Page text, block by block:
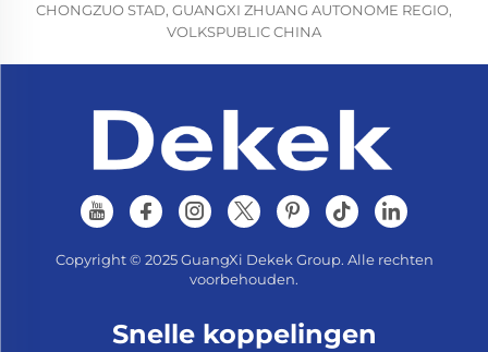
CHONGZUO STAD, GUANGXI ZHUANG AUTONOME REGIO,
VOLKSPUBLIC CHINA
Copyright © 2025 GuangXi Dekek Group. Alle rechten
voorbehouden.
Snelle koppelingen